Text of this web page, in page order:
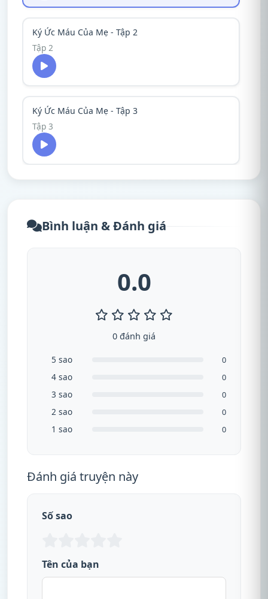
Ký Ức Máu Của Mẹ - Tập 2
Tập 2
Ký Ức Máu Của Mẹ - Tập 3
Tập 3
Bình luận & Đánh giá
0.0
0 đánh giá
5 sao 0
4 sao 0
3 sao 0
2 sao 0
1 sao 0
Đánh giá truyện này
Số sao
Tên của bạn